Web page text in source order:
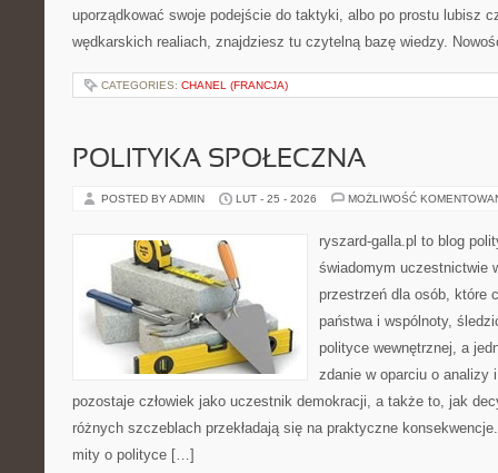
uporządkować swoje podejście do taktyki, albo po prostu lubisz
wędkarskich realiach, znajdziesz tu czytelną bazę wiedzy.
CATEGORIES: CHANEL (FRANCJA)
POLITYKA SPOŁECZNA
POSTED BY ADMIN LUT - 25 - 2026 MOŻLIWOŚĆ
ryszard-galla.pl to blog
świadomym uczestnictwie
przestrzeń dla osób, które
państwa i wspólnoty,
polityce wewnętrznej, a
zdanie w oparciu o analizy
pozostaje człowiek jako uczestnik demokracji, a także to, jak
różnych szczeblach przekładają się na praktyczne
mity o polityce […]